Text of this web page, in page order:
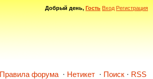
Добрый день, Гость Вход Регистрация
Правила форума · Нетикет · Поиск · RSS